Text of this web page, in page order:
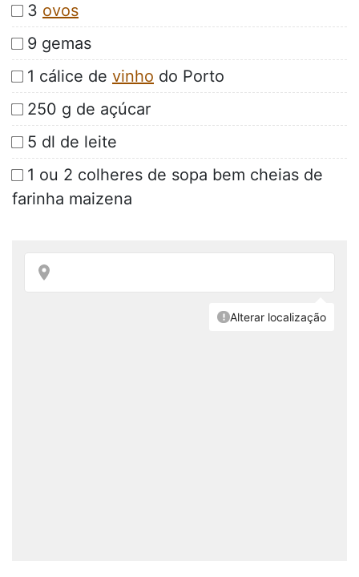
3 ovos
9 gemas
1 cálice de vinho do Porto
250 g de açúcar
5 dl de leite
1 ou 2 colheres de sopa bem cheias de
farinha maizena